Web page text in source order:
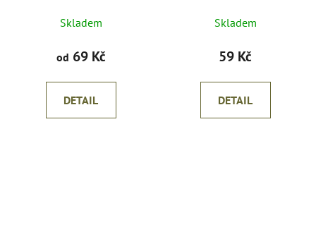
Skladem
od 69 Kč
DETAIL
Skladem
59 Kč
DETAIL